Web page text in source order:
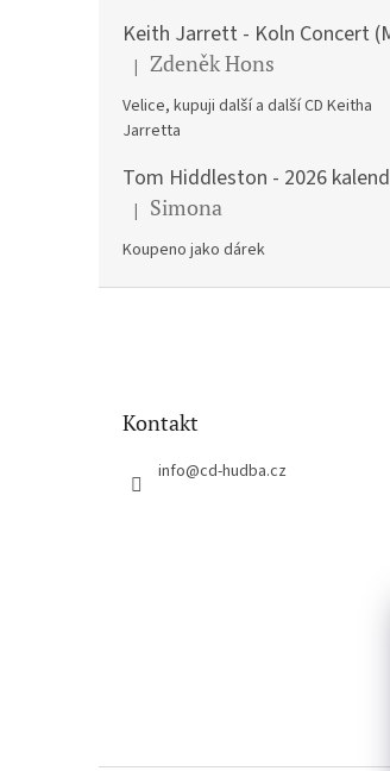
Hodnocení produktu je 5 z 5 hvězdiček.
| Zdeněk Hons
Velice, kupuji další a další CD Keitha
Jarretta
Hodnocení produktu je 5 z 5 hvězdiček.
| Simona
Koupeno jako dárek
Kontakt
info@cd-hudba.cz